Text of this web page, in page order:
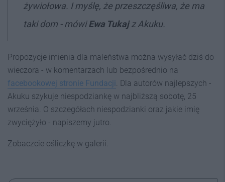
żywiołowa. I myślę, że przeszczęśliwa, że ma
taki dom - mówiEwa Tukajz Akuku.
Propozycje imienia dla maleństwa można wysyłać dziś do
wieczora - w komentarzach lub bezpośrednio na
facebookowej stronie Fundacji. Dla autorów najlepszych -
Akuku szykuje niespodziankę w najbliższą sobotę, 25
września. O szczegółach niespodzianki oraz jakie imię
zwyciężyło - napiszemy jutro.
Zobaczcie ośliczkę w galerii.